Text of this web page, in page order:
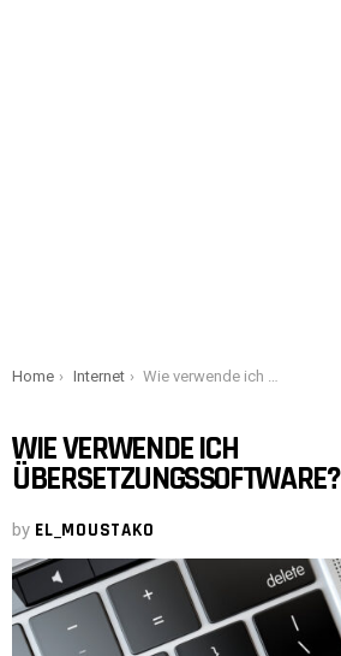
You are here:
Home Internet Wie verwende ich Übersetzungssoftware?
WIE VERWENDE ICH
ÜBERSETZUNGSSOFTWARE?
by EL_MOUSTAKO